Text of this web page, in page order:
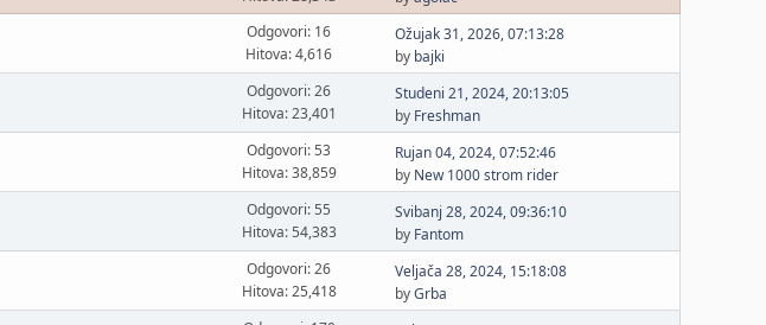
Odgovori: 16
Hitova: 4,616
Ožujak 31, 2026, 07:13:28
by bajki
Odgovori: 26
Hitova: 23,401
Studeni 21, 2024, 20:13:05
by Freshman
Odgovori: 53
Hitova: 38,859
Rujan 04, 2024, 07:52:46
by New 1000 strom rider
Odgovori: 55
Hitova: 54,383
Svibanj 28, 2024, 09:36:10
by Fantom
Odgovori: 26
Hitova: 25,418
Veljača 28, 2024, 15:18:08
byGrba